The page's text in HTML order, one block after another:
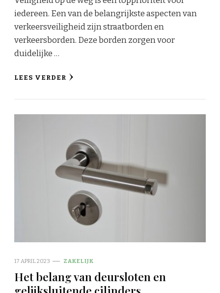
iedereen. Een van de belangrijkste aspecten van
verkeersveiligheid zijn straatborden en
verkeersborden. Deze borden zorgen voor
duidelijke …
LEES VERDER
17 APRIL 2023 ZAKELIJK
Het belang van deursloten en